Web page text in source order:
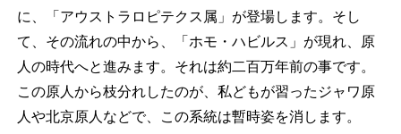
に、「アウストラロピテクス属」が登場します。そし
て、その流れの中から、「ホモ・ハビルス」が現れ、原
人の時代へと進みます。それは約二百万年前の事です。
この原人から枝分れしたのが、私どもが習ったジャワ原
人や北京原人などで、この系統は暫時姿を消します。